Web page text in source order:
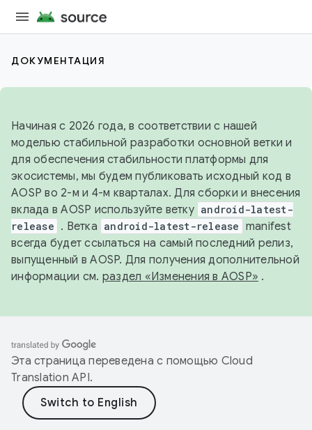
ДОКУМЕНТАЦИЯ
Начиная с 2026 года, в соответствии с нашей
моделью стабильной разработки основной ветки и
для обеспечения стабильности платформы для
экосистемы, мы будем публиковать исходный код в
AOSP во 2-м и 4-м кварталах. Для сборки и внесения
вклада в AOSP используйте ветку android-latest-
release . Ветка android-latest-release manifest
всегда будет ссылаться на самый последний релиз,
выпущенный в AOSP. Для получения дополнительной
информации см. раздел «Изменения в AOSP» .
Эта страница переведена с помощью Cloud
Translation API.